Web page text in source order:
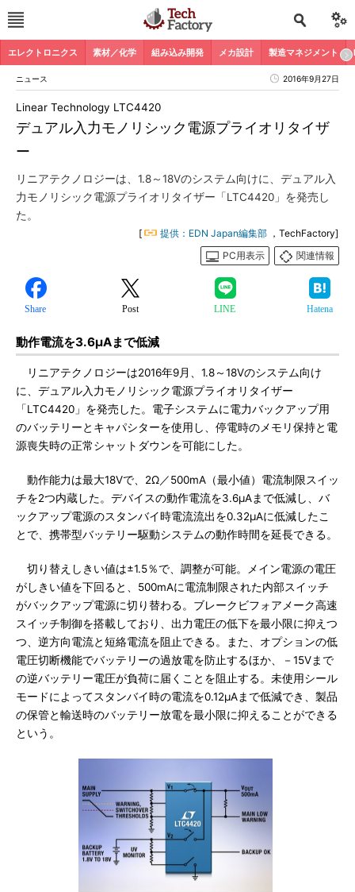
エレクトロニクス 素材／化学 組み込み開発 メカ設計 製造マネジメント
ニュース 2016年9月27日
デュアル入力モノリシック電源プライオリタイザ
ー
Linear Technology LTC4420
リニアテクノロジーは、1.8～18Vのシステム向けに、デュアル入
力モノリシック電源プライオリタイザー「LTC4420」を発売し
た。
[ 提供：EDN Japan編集部 ，TechFactory]
PC用表示
関連情報
Share Post LINE Hatena
動作電流を3.6μAまで低減
リニアテクノロジーは2016年9月、1.8～18Vのシステム向け
に、デュアル入力モノリシック電源プライオリタイザー
「LTC4420」を発売した。電子システムに電力バックアップ用
のバッテリーとキャパシターを使用し、停電時のメモリ保持と電
源喪失時の正常シャットダウンを可能にした。
動作能力は最大18Vで、2Ω／500mA（最小値）電流制限スイッ
チを2つ内蔵した。デバイスの動作電流を3.6μAまで低減し、バ
ックアップ電源のスタンバイ時電流流出を0.32μAに低減したこ
とで、携帯型バッテリー駆動システムの動作時間を延長できる。
切り替えしきい値は±1.5％で、調整が可能。メイン電源の電圧
がしきい値を下回ると、500mAに電流制限された内部スイッチ
がバックアップ電源に切り替わる。ブレークビフォアメーク高速
スイッチ制御を搭載しており、出力電圧の低下を最小限に抑えつ
つ、逆方向電流と短絡電流を阻止できる。また、オプションの低
電圧切断機能でバッテリーの過放電を防止するほか、－15Vまで
の逆バッテリー電圧が負荷に届くことを阻止する。未使用シール
モードによってスタンバイ時の電流を0.12μAまで低減でき、製品
の保管と輸送時のバッテリー放電を最小限に抑えることができる
という。